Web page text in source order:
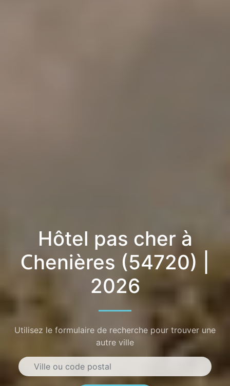
Hôtel pas cher à
Chenières (54720) |
2026
Utilisez le formulaire de recherche pour trouver une
autre ville